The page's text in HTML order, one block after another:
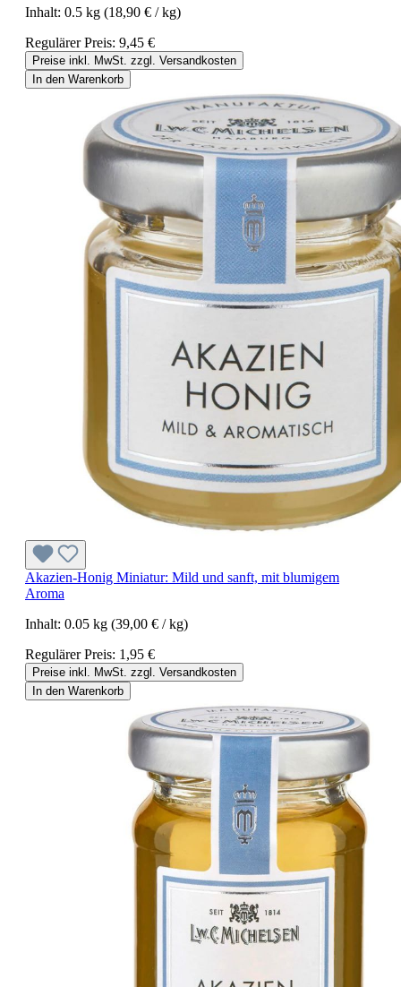
Inhalt: 0.5 kg (18,90 € / kg)
Regulärer Preis: 9,45 €
Preise inkl. MwSt. zzgl. Versandkosten
In den Warenkorb
Akazien-Honig Miniatur: Mild und sanft, mit blumigem
Aroma
Inhalt: 0.05 kg (39,00 € / kg)
Regulärer Preis: 1,95 €
Preise inkl. MwSt. zzgl. Versandkosten
In den Warenkorb